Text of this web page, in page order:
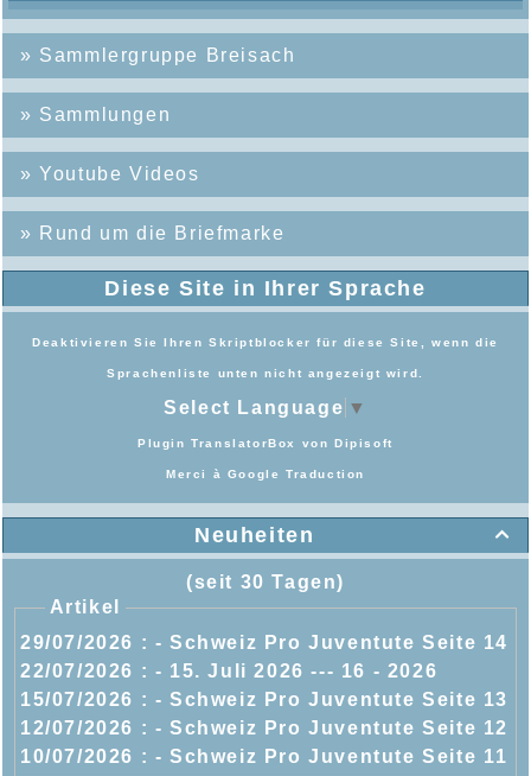
» Sammlergruppe Breisach
» Sammlungen
»Youtube Videos
» Rund um die Briefmarke
Diese Site in Ihrer Sprache
Deaktivieren Sie Ihren Skriptblocker für diese Site, wenn die
Sprachenliste unten nicht angezeigt wird.
Select Language ▼
Plugin TranslatorBox vonDipisoft
Merci à Google Traduction

Neuheiten
(seit 30 Tagen)
Artikel
29/07/2026 : - Schweiz Pro Juventute Seite 14
22/07/2026 :
- 15. Juli 2026 --- 16 - 2026
15/07/2026 : - Schweiz Pro Juventute Seite 13
12/07/2026 : - Schweiz Pro Juventute Seite 12
10/07/2026 : - Schweiz Pro Juventute Seite 11